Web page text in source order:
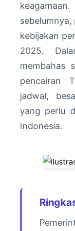
kebijakan
2025.
membahas
pencairan
jadwal,
yang perlu
Indonesia.